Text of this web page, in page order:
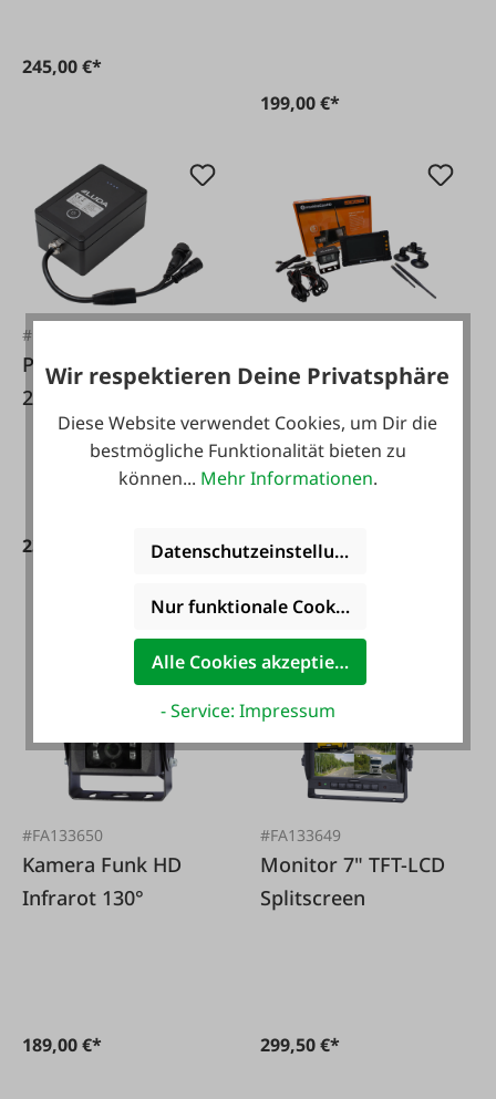
245,00 €*
199,00 €*
#FA134537
PowerBank
25000mAh
LudaFarm
235,00 €*
#FA116428
Luda.Farm
Kamerasystem
MachineCam HD
#FA133650
Kamera Funk HD
Infrarot 130°
189,00 €*
#FA133649
Monitor 7" TFT-LCD
Splitscreen
299,50 €*
Wir respektieren Deine Privatsphäre
Diese Website verwendet Cookies, um Dir die
bestmögliche Funktionalität bieten zu
können... Mehr Informationen.
Datenschutzeinstellungen
Nur funktionale Cookies akzeptieren
Alle Cookies akzeptieren
- Service: Impressum